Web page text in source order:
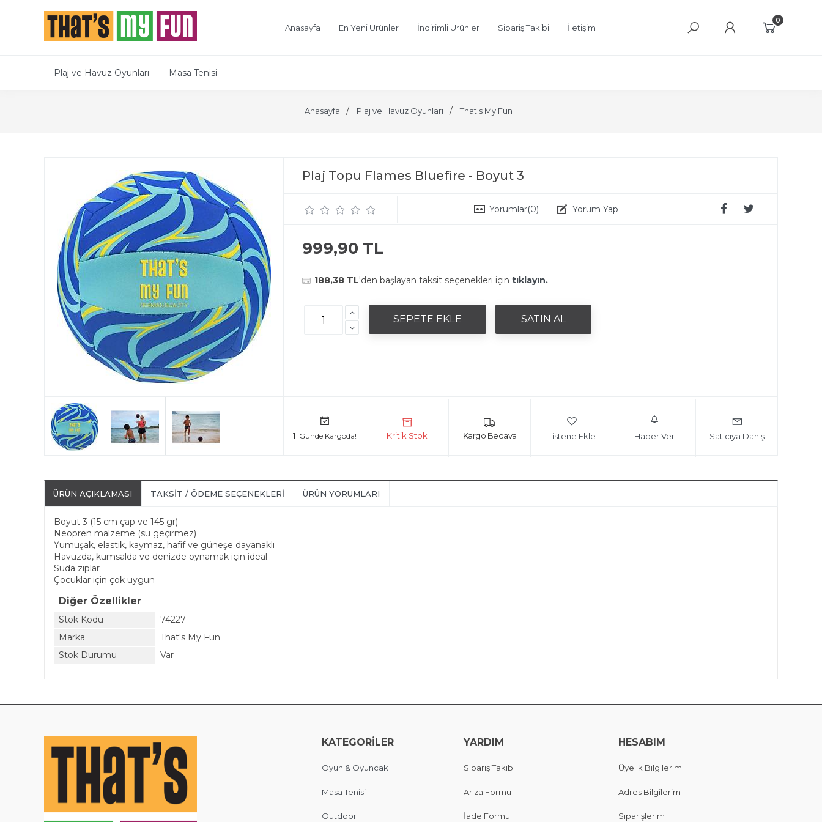
Anasayfa En Yeni Ürünler İndirimli Ürünler Sipariş Takibi İletişim
0
Plaj ve Havuz Oyunları Masa Tenisi
Anasayfa Plaj ve Havuz Oyunları That's My Fun
Plaj Topu Flames Bluefire - Boyut 3
Yorumlar(0) Yorum Yap
999,90 TL
188,38 TL'den başlayan taksit seçenekleri için tıklayın.
1 Listene Ekle Haber Ver Satıcıya Danış
ÜRÜN AÇIKLAMASI TAKSIT / ÖDEME SEÇENEKLERI ÜRÜN YORUMLARI
Boyut 3 (15 cm çap ve 145 gr)
Neopren malzeme (su geçirmez)
Yumuşak, elastik, kaymaz, hafif ve güneşe dayanaklı
Havuzda, kumsalda ve denizde oynamak için ideal
Suda zıplar
Çocuklar için çok uygun
Diğer Özellikler
Stok Kodu
74227
Marka
That's My Fun
Stok Durumu
Var
KATEGORİLER
Oyun & Oyuncak
Masa Tenisi
Outdoor
YARDIM
Sipariş Takibi
Arıza Formu
İade Formu
HESABIM
Üyelik Bilgilerim
Adres Bilgilerim
Siparişlerim